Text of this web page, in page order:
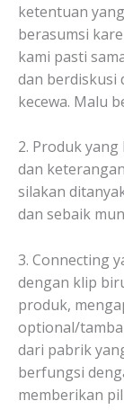
ketentuan
berasumsi
kami pasti
dan berdiskusi
kecewa. Malu
2. Produk
dan
silakan
dan sebaik
3. Connecting
dengan klip
produk,
optional/
dari pabrik
berfungsi
memberikan